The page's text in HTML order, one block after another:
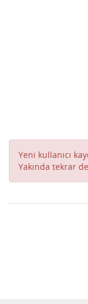
Yeni kullanıcı
Yakında tekrar